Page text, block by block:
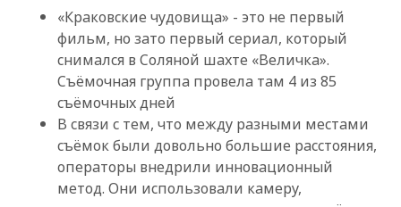
«Краковские чудовища» - это не первый
фильм, но зато первый сериал, который
снимался в Соляной шахте «Величка».
Съёмочная группа провела там 4 из 85
съёмочных дней
В связи с тем, что между разными местами
съёмок были довольно большие расстояния,
операторы внедрили инновационный
метод. Они использовали камеру,